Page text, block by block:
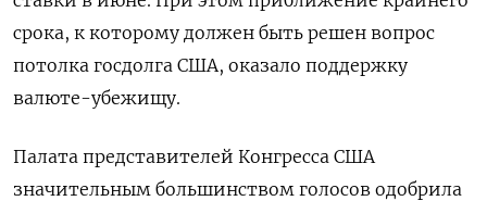
срока, к которому должен быть решен вопрос
потолка госдолга США, оказало поддержку
валюте-убежищу.
Палата представителей Конгресса США
значительным большинством голосов одобрила